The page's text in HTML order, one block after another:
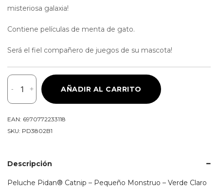
misteriosa galaxia!
Contiene películas de menta de gato.
Será el fiel compañero de juegos de su mascota!
-
Peluche
Pidan®
Catnip
Verde
cantidad
+ AÑADIR AL CARRITO
EAN: 6970772233118
SKU: PD3802B1
Descripción
Peluche Pidan® Catnip – Pequeño Monstruo – Verde Claro